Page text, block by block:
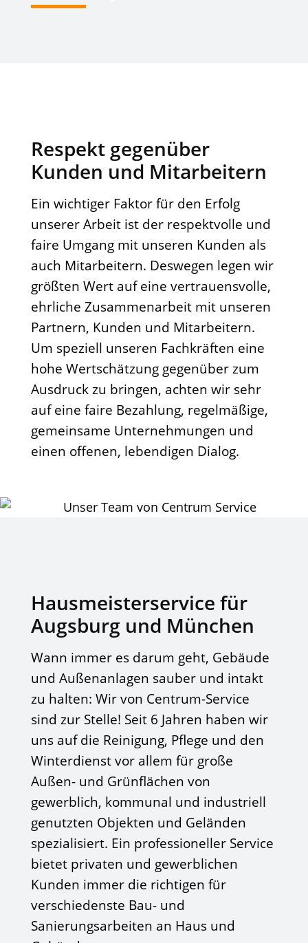
Respekt gegenüber
Kunden und Mitarbeitern
Ein wichtiger Faktor für den Erfolg
unserer Arbeit ist der respektvolle und
faire Umgang mit unseren Kunden als
auch Mitarbeitern. Deswegen legen wir
größten Wert auf eine vertrauensvolle,
ehrliche Zusammenarbeit mit unseren
Partnern, Kunden und Mitarbeitern.
Um speziell unseren Fachkräften eine
hohe Wertschätzung gegenüber zum
Ausdruck zu bringen, achten wir sehr
auf eine faire Bezahlung, regelmäßige,
gemeinsame Unternehmungen und
einen offenen, lebendigen Dialog.
Hausmeisterservice für
Augsburg und München
Wann immer es darum geht, Gebäude
und Außenanlagen sauber und intakt
zu halten: Wir von Centrum-Service
sind zur Stelle! Seit 6 Jahren haben wir
uns auf die Reinigung, Pflege und den
Winterdienst vor allem für große
Außen- und Grünflächen von
gewerblich, kommunal und industriell
genutzten Objekten und Geländen
spezialisiert. Ein professioneller Service
bietet privaten und gewerblichen
Kunden immer die richtigen für
verschiedenste Bau- und
Sanierungsarbeiten an Haus und